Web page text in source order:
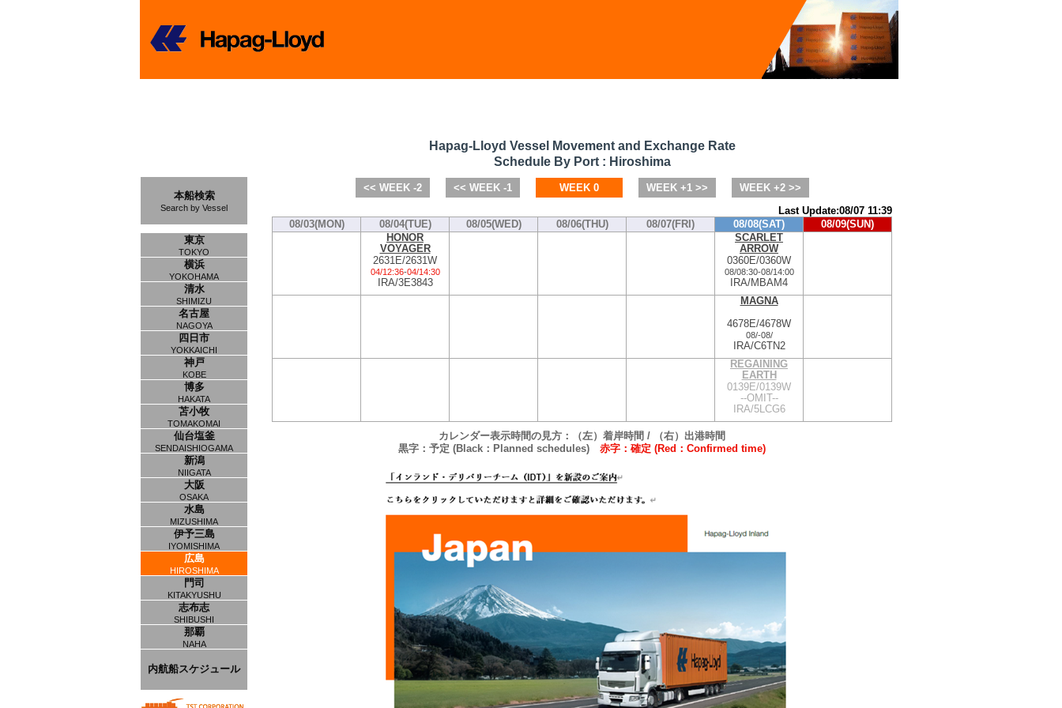
本船検索
Search by Vessel
東京
TOKYO
横浜
YOKOHAMA
清水
SHIMIZU
名古屋
NAGOYA
四日市
YOKKAICHI
神戸
KOBE
博多
HAKATA
苫小牧
TOMAKOMAI
仙台塩釜
SENDAISHIOGAMA
新潟
NIIGATA
大阪
OSAKA
水島
MIZUSHIMA
伊予三島
IYOMISHIMA
広島
HIROSHIMA
門司
KITAKYUSHU
志布志
SHIBUSHI
那覇
NAHA
内航船スケジュール
Hapag-Lloyd Vessel Movement and Exchange Rate
Schedule By Port : Hiroshima
<< WEEK -2 << WEEK -1 WEEK 0 WEEK +1 >>
WEEK +2 >>
Last Update:08/07 11:39
08/03(MON)
08/04(TUE) 08/05(WED) 08/06(THU) 08/07(FRI) 08/08(SAT)
08/09(SUN)
HONOR
VOYAGER
2631E/2631W
04/12:36-04/14:30
IRA/3E3843
SCARLET
ARROW
0360E/0360W
08/08:30-08/14:00
IRA/MBAM4
MAGNA
4678E/4678W
08/-08/
IRA/C6TN2
REGAINING
EARTH
0139E/0139W
--OMIT--
IRA/5LCG6
カレンダー表示時間の見方：（左）着岸時間 / （右）出港時間
黒字：予定 (Black：Planned schedules) 赤字：確定 (Red：Confirmed time)